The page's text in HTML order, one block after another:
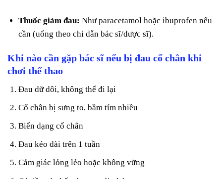
Thuốc giảm đau: Như paracetamol hoặc ibuprofen nếu
cần (uống theo chỉ dẫn bác sĩ/dược sĩ).
Khi nào cần gặp bác sĩ nếu bị đau cổ chân khi
chơi thể thao
Đau dữ dôi, không thể đi lại
Cổ chân bị sưng to, bầm tím nhiều
Biến dạng cổ chân
Đau kéo dài trên 1 tuần
Cảm giác lỏng lẻo hoặc không vững